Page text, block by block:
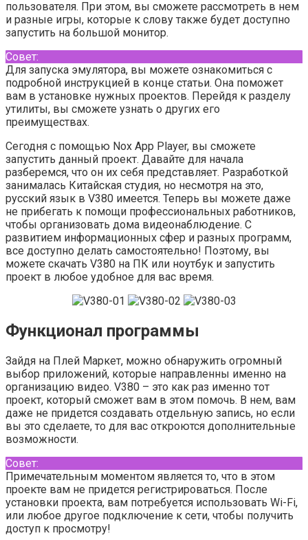
пользователя. При этом, вы сможете рассмотреть в нем
и разные игры, которые к слову также будет доступно
запустить на большой монитор.
Совет:
Для запуска эмулятора, вы можете ознакомиться с
подробной инструкцией в конце статьи. Она поможет
вам в установке нужных проектов. Перейдя к разделу
утилиты, вы сможете узнать о других его
преимуществах.
Сегодня с помощью Nox App Player, вы сможете
запустить данный проект. Давайте для начала
разберемся, что он их себя представляет. Разработкой
занималась Китайская студия, но несмотря на это,
русский язык в V380 имеется. Теперь вы можете даже
не прибегать к помощи профессиональных работников,
чтобы организовать дома видеонаблюдение. С
развитием информационных сфер и разных программ,
все доступно делать самостоятельно! Поэтому, вы
можете скачать V380 на ПК или ноутбук и запустить
проект в любое удобное для вас время.
Функционал программы
Зайдя на Плей Маркет, можно обнаружить огромный
выбор приложений, которые направленны именно на
организацию видео. V380 – это как раз именно тот
проект, который сможет вам в этом помочь. В нем, вам
даже не придется создавать отдельную запись, но если
вы это сделаете, то для вас откроются дополнительные
возможности.
Совет:
Примечательным моментом является то, что в этом
проекте вам не придется регистрироваться. После
установки проекта, вам потребуется использовать Wi-Fi,
или любое другое подключение к сети, чтобы получить
доступ к просмотру!